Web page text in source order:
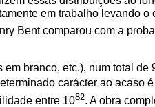
em trabalho levando
Bent comparou com a
branco, etc.), num total de
carácter ao acaso é
entre 1082. A obra